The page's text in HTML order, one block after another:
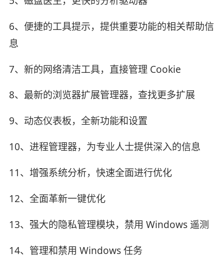
6、便捷的工具提示，提供重要功能的相关帮助信
息
7、新的网络清洁工具，直接管理 Cookie
8、最新的浏览器扩展管理器，查找更多扩展
9、动态仪表板，全新功能和设置
10、进程管理器，为专业人士提供深入的信息
11、增强系统分析，快速全面进行优化
12、全面革新一键优化
13、强大的隐私管理模块，禁用 Windows 遥测
14、管理和禁用 Windows 任务